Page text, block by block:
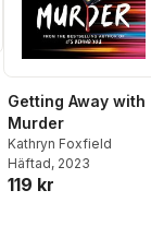
Getting Away with
Murder
Kathryn Foxfield
Häftad, 2023
119 kr